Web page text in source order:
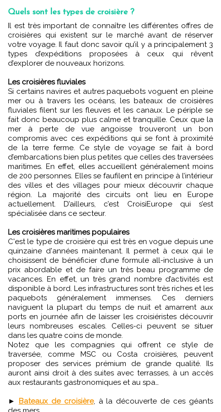
Quels sont les types de croisière ?
Il est très important de connaître les différentes offres de
croisières qui existent sur le marché avant de réserver
votre voyage. Il faut donc savoir qu’il y a principalement 3
types d’expéditions proposées à ceux qui rêvent
d’explorer de nouveaux horizons.
Les croisières fluviales
Si certains navires et autres paquebots voguent en pleine
mer ou à travers les océans, les bateaux de croisières
fluviales filent sur les fleuves et les canaux. Le périple se
fait donc beaucoup plus calme et tranquille. Ceux que la
mer à perte de vue angoisse trouveront un bon
compromis avec ces expéditions qui se font à proximité
de la terre ferme. Ce style de voyage se fait à bord
d’embarcations bien plus petites que celles des traversées
maritimes. En effet, elles accueillent généralement moins
de 200 personnes. Elles se faufilent en principe à l’intérieur
des villes et des villages pour mieux découvrir chaque
région. La majorité des circuits ont lieu en Europe
actuellement. D’ailleurs, c’est CroisiEurope qui s’est
spécialisée dans ce secteur.
Les croisières maritimes populaires
C'est le type de croisière qui est très en vogue depuis une
quinzaine d'années maintenant. Il permet à ceux qui le
choisissent de bénéficier d’une formule all-inclusive à un
prix abordable et de faire un très beau programme de
vacances. En effet, un très grand nombre d’activités est
disponible à bord. Les infrastructures sont très riches et les
paquebots généralement immenses. Ces derniers
naviguent la plupart du temps de nuit et amarrent aux
ports en journée afin de laisser les croisiéristes découvrir
leurs nombreuses escales. Celles-ci peuvent se situer
dans les quatre coins de monde.
Notez que les compagnies qui offrent ce style de
traversée, comme MSC ou Costa croisières, peuvent
proposer des services prémium de grande qualité. Ils
auront ainsi droit à des suites avec terrasses, à un accès
aux restaurants gastronomiques et au spa…
► Bateaux de croisière, à la découverte de ces géants